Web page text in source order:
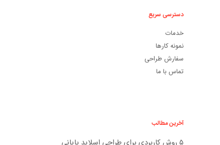
دسترسی سریع
خدمات
نمونه کارها
سفارش طراحی
تماس با ما
آخرین مطالب